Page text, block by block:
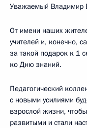
Уважаемый Владимир
От имени наших
учителей и, конечно,
за такой подарок к 1
ко Дню знаний.
Педагогический
с новыми усилиями
взрослой жизни,
развитыми и стали